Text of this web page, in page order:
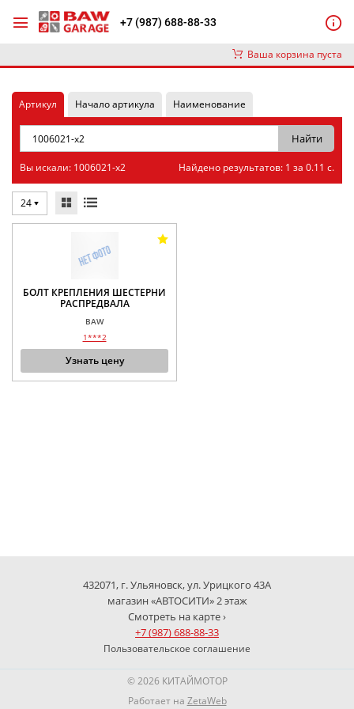
+7 (987) 688-88-33
Ваша корзина пуста
Артикул Начало артикула Наименование
Вы искали: 1006021-x2 Найдено результатов: 1 за 0.11 с.
24
БОЛТ КРЕПЛЕНИЯ ШЕСТЕРНИ
РАСПРЕДВАЛА
BAW
1***2
Узнать цену
432071, г. Ульяновск, ул. Урицкого 43А
магазин «АВТОСИТИ» 2 этаж
Смотреть на карте ›
+7 (987) 688-88-33
Пользовательское соглашение
© 2026 КИТАЙМОТОР
Работает на ZetaWeb